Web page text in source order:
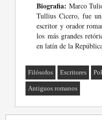
Biografia: Marco
Tullius Cicero, fue
escritor y orador
los más grandes
en latín de la
Filósofos Escritores
Antiguos romanos